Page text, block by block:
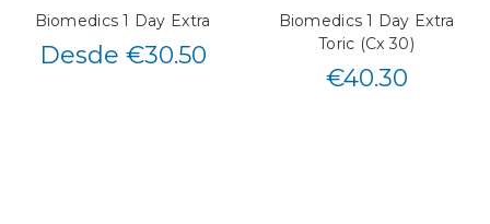
Biomedics 1 Day Extra
Desde €30.50
Biomedics 1 Day Extra
Toric (Cx 30)
€40.30